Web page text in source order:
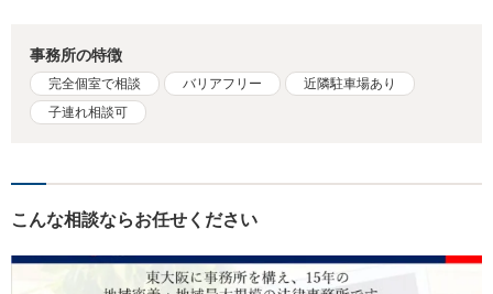
事務所の特徴
完全個室で相談 バリアフリー
近隣駐車場あり
子連れ相談可
こんな相談ならお任せください